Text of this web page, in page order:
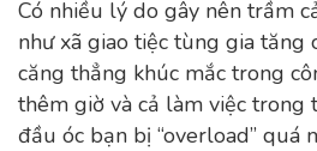
Có nhiều lý do gây nên trầm
như xã giao tiệc tùng gia tăng
căng thẳng khúc mắc trong
thêm giờ và cả làm việc trong
đầu óc bạn bị “overload” quá